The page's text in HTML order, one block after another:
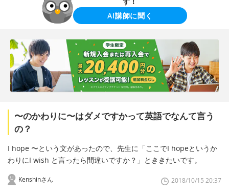
AI講師に聞く
〜のかわりに〜はダメですかって英語でなんて言う
の？
I hope 〜という文があったので、先生に「ここでI hopeというか
わりにI wish と言ったら間違いですか？」とききたいです。
Kenshinさん 2018/10/15 20:37